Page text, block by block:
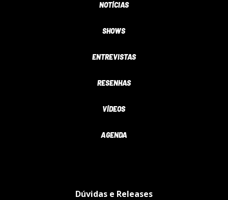
NOTÍCIAS
SHOWS
ENTREVISTAS
RESENHAS
VÍDEOS
AGENDA
Dúvidas e Releases